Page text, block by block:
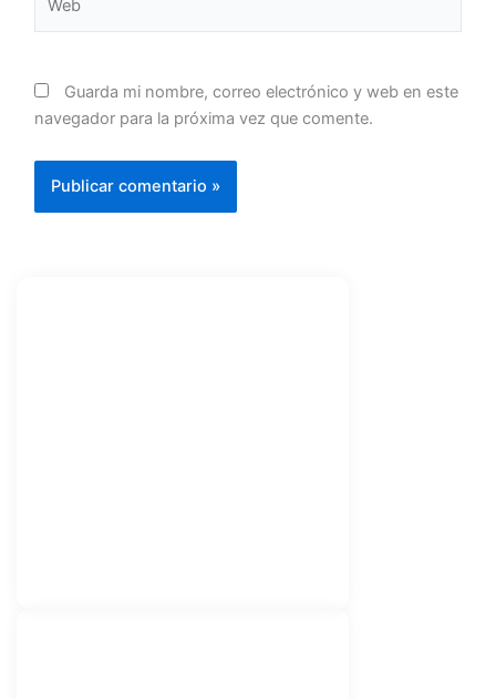
Guarda mi nombre, correo electrónico y web en este
navegador para la próxima vez que comente.